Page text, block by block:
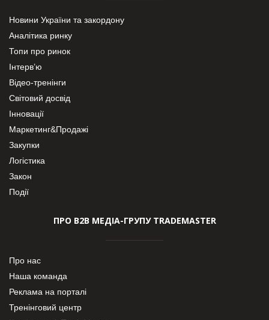
Новини України та закордону
Аналітика ринку
Топи про ринок
Інтерв’ю
Відео-тренінги
Світовий досвід
Інновації
Маркетинг&Продажі
Закупки
Логістика
Закон
Події
ПРО В2В МЕДІА-ГРУПУ TRADEMASTER
Про нас
Наша команда
Реклама на порталі
Тренінговий центр